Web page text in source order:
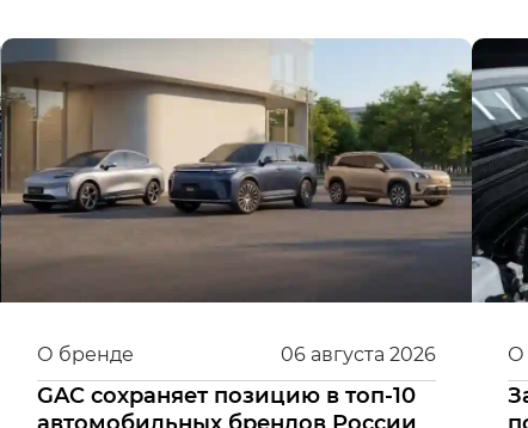
06 августа 2026
О бренде
GAC сохраняет позицию в топ-10
О